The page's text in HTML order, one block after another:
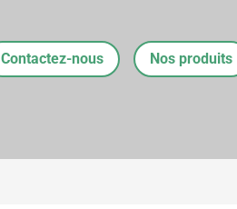
Contactez-nous Nos produits